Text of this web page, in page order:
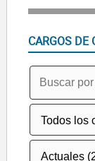
CARGOS